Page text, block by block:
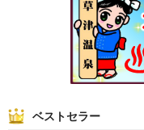
まんじゅう
スナック
ベストセラー